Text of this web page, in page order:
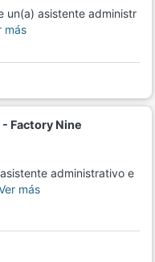
un(a) asistente administr
más
Factory Nine
administrativo e
más